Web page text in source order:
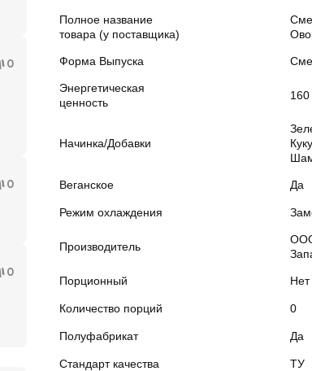
Полное название
товара (у поставщика)
Форма Выпуска
Энергетическая
ценность
Начинка/Добавки
Веганское Да
Режим охлаждения
Производитель
Порционный Нет
Количество порций 0
Полуфабрикат Да
Стандарт качества ТУ
0
0
0